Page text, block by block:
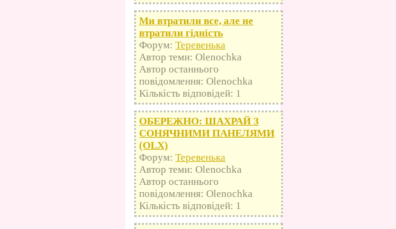
Ми втратили все, але не
втратили гідність
Форум: Теревенька
Автор теми: Olenochka
Автор останнього
повідомлення: Olenochka
Кількість відповідей: 1
ОБЕРЕЖНО: ШАХРАЙ З
СОНЯЧНИМИ ПАНЕЛЯМИ
(OLX)
Форум: Теревенька
Автор теми: Olenochka
Автор останнього
повідомлення: Olenochka
Кількість відповідей: 1